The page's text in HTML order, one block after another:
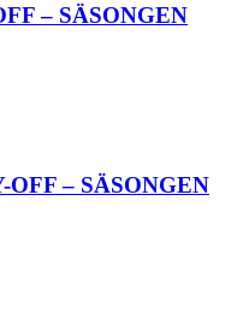
– SÄSONGEN
– SÄSONGEN